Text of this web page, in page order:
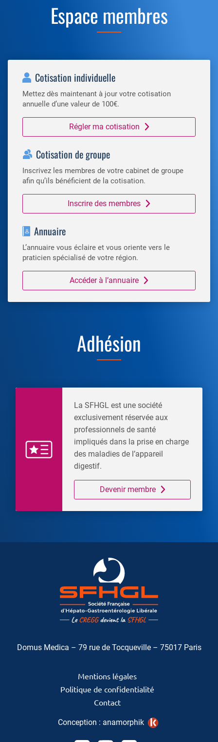
Espace membres
Cotisation individuelle
Mettez dès maintenant à jour votre cotisation
annuelle d’une valeur de 100€.
Régler ma cotisation
Cotisation de groupe
Inscrivez les membres de votre cabinet de groupe
afin qu’ils bénéficient de la cotisation.
Inscrire des membres
Annuaire
L’annuaire vous éclaire et vous oriente vers le
praticien spécialisé de votre région.
Accéder à l’annuaire
Adhésion
La SFHGL est une société
exclusivement réservée aux
professionnels de santé
impliqués dans la prise en charge
des maladies de l’appareil
digestif.
Devenir membre
Domus Medica – 79 rue de Tocqueville – 75017 Paris
Mentions légales
Politique de confidentialité
Contact
Conception : anamorphik